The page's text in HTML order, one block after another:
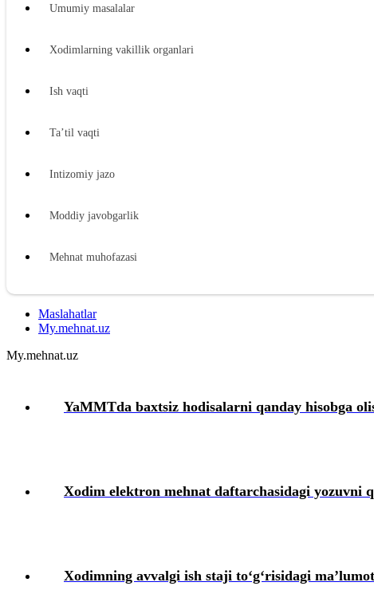
Umumiy masalalar
Xodimlarning vakillik organlari
Ish vaqti
Ta’til vaqti
Intizomiy jazo
Moddiy javobgarlik
Mehnat muhofazasi
Ijtimoiy ta’minot
Maslahatlar
My.mehnat.uz
My.mehnat.uz
YaMMTda baхtsiz hodisalarni qanday hisobga
Xodim elektron mehnat daftarchasidagi yozuvni
Xodimning avvalgi ish staji toʻgʻrisidagi